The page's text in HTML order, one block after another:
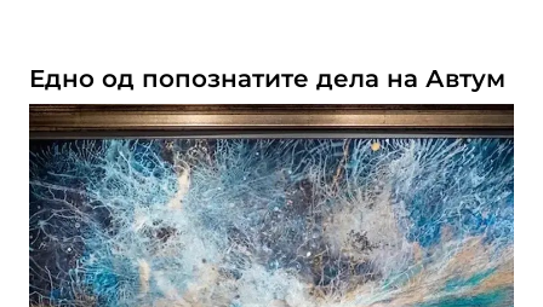
Едно од попознатите дела на Автум